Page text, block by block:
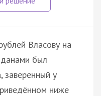
Власову на
был
заверенный у
ниже